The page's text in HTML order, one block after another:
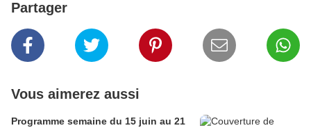
Partager
Vous aimerez aussi
Programme semaine du 15 juin au 21